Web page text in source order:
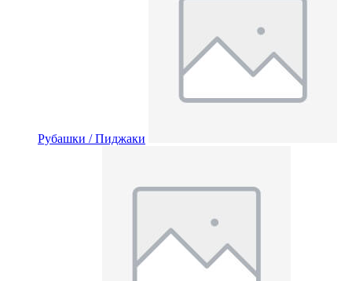
Рубашки / Пиджаки